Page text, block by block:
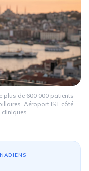
plus de 600 000 patients
Aéroport IST côté